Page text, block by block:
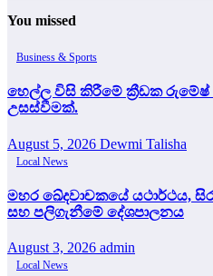
You missed
Business & Sports
හෙල්ල විසි කිරීමේ ක්‍රීඩක රුමේෂ්
උසස්වීමක්.
August 5, 2026 Dewmi Talisha
Local News
මහර ඛේදවාචකයේ යථාර්ථය,
සහ පලිගැනීමේ දේශපාලනය
August 3, 2026 admin
Local News